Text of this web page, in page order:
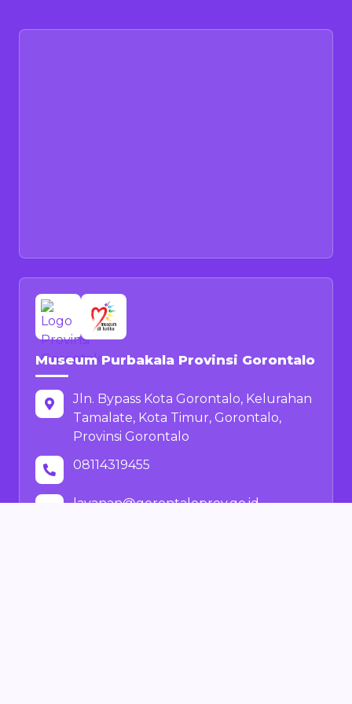
Museum Purbakala Provinsi Gorontalo
Jln. Bypass Kota Gorontalo, Kelurahan
Tamalate, Kota Timur, Gorontalo,
Provinsi Gorontalo
08114319455
layanan@gorontaloprov.go.id